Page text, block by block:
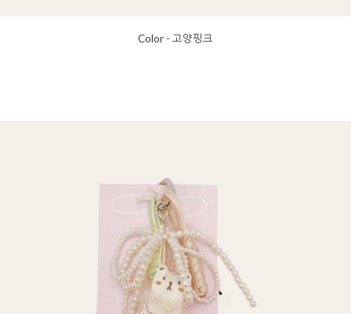
Color - 고양핑크